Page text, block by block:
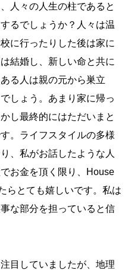
人々の人生の柱であると
るでしょうか？人々は温
に行ったりした後は家に
結婚し、新しい命と共に
る人は親の元から巣立
しょう。あまり家に帰っ
し最終的にはただいまと
。ライフスタイルの多様
、私がお話したような人
お金を頂く限り、House
らとても嬉しいです。私は
な部分を担っていると信
目していましたが、地理